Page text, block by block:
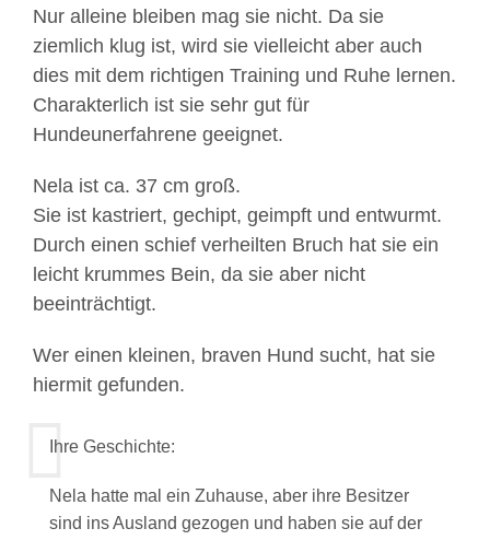
Nur alleine bleiben mag sie nicht. Da sie
ziemlich klug ist, wird sie vielleicht aber auch
dies mit dem richtigen Training und Ruhe lernen.
Charakterlich ist sie sehr gut für
Hundeunerfahrene geeignet.
Nela ist ca. 37 cm groß.
Sie ist kastriert, gechipt, geimpft und entwurmt.
Durch einen schief verheilten Bruch hat sie ein
leicht krummes Bein, da sie aber nicht
beeinträchtigt.
Wer einen kleinen, braven Hund sucht, hat sie
hiermit gefunden.
Ihre Geschichte:
Nela hatte mal ein Zuhause, aber ihre Besitzer
sind ins Ausland gezogen und haben sie auf der